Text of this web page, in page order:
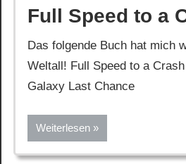
Full Speed to a
Das folgende Buch hat mich
Weltall! Full Speed to a
Galaxy Last Chance
Weiterlesen